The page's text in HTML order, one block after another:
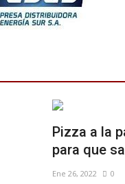
Pizza a la
para que
Ene 26, 2022 0